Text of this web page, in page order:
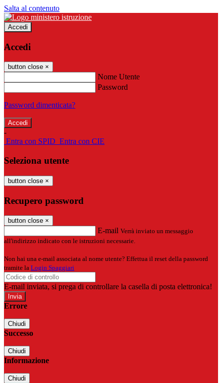
Salta al contenuto
Accedi
Accedi
button close ×
Nome Utente
Password
Password dimenticata?
-
Entra con SPID Entra con CIE
Seleziona utente
button close ×
Recupero password
button close ×
E-mail Verrà inviato un messaggio
all'indirizzo indicato con le istruzioni necessarie.
Non hai una e-mail associata al nome utente? Effettua il reset della password
tramite la Login Spaggiari
E-mail inviata, si prega di controllare la casella di posta elettronica!
Errore
Chiudi
Successo
Chiudi
Informazione
Chiudi